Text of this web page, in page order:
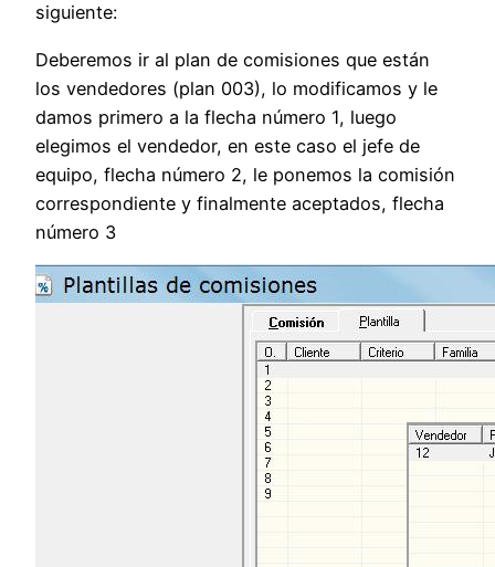
siguiente:
Deberemos ir al plan de comisiones que están
los vendedores (plan 003), lo modificamos y le
damos primero a la flecha número 1, luego
elegimos el vendedor, en este caso el jefe de
equipo, flecha número 2, le ponemos la comisión
correspondiente y finalmente aceptados, flecha
número 3